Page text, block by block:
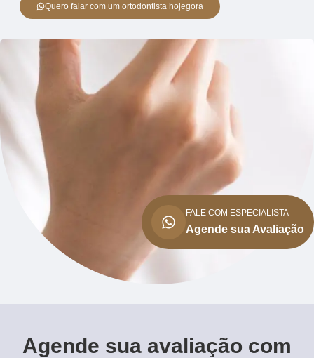
Quero falar com um ortodontista hojegora
FALE COM ESPECIALISTA
Agende sua Avaliação
Agende sua avaliação com